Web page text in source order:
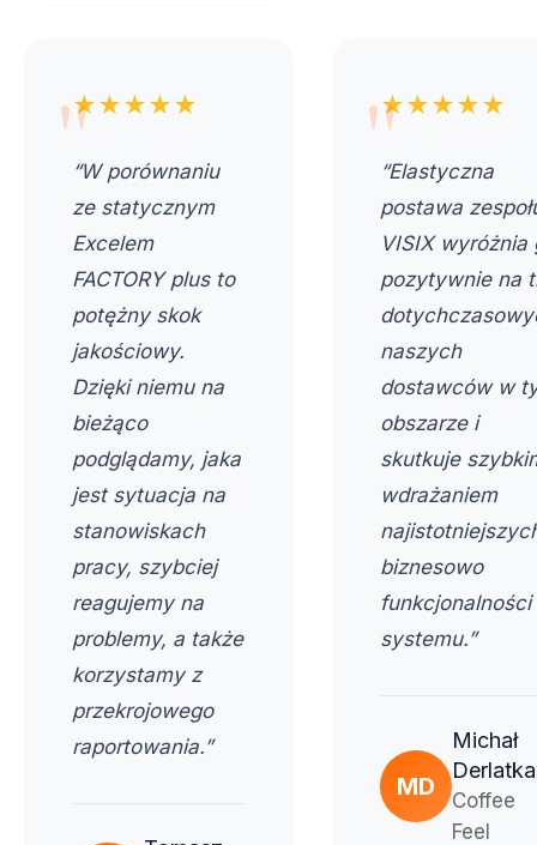
★★★★★
“W porównaniu
ze statycznym
Excelem
FACTORY plus to
potężny skok
jakościowy.
Dzięki niemu na
bieżąco
podglądamy, jaka
jest sytuacja na
stanowiskach
pracy, szybciej
reagujemy na
problemy, a także
korzystamy z
przekrojowego
raportowania.”
★★★★★
“Elastyczna
postawa
VISIX wyróżnia
pozytywnie na
naszych
dostawców w
obszarze i
skutkuje
wdrażaniem
biznesowo
funkcjonalności
systemu.”
MD
Michał
Derlatka
Coffee
Feel